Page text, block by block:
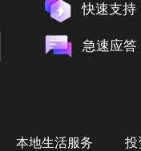
快速支持
急速应答
本地生活服务 投